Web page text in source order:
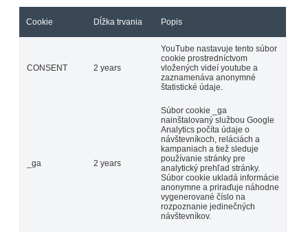
Cookie Dĺžka trvania Popis
CONSENT 2 years
YouTube nastavuje tento súbor
cookie prostredníctvom
vložených videí youtube a
zaznamenáva anonymné
štatistické údaje.
_ga 2 years
Súbor cookie _ga
nainštalovaný službou Google
Analytics počíta údaje o
návštevníkoch, reláciách a
kampaniach a tiež sleduje
používanie stránky pre
analytický prehľad stránky.
Súbor cookie ukladá informácie
anonymne a priraďuje náhodne
vygenerované číslo na
rozpoznanie jedinečných
návštevníkov.